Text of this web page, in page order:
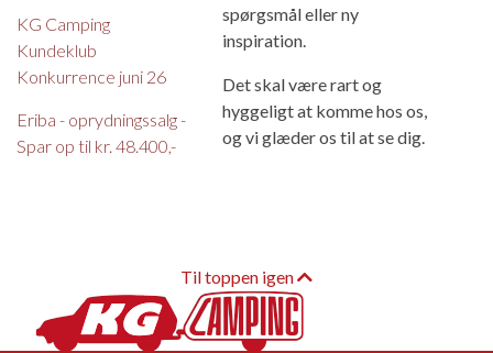
KG Camping
Kundeklub
Konkurrence juni 26
Eriba - oprydningssalg -
Spar op til kr. 48.400,-
spørgsmål eller ny
inspiration.
Det skal være rart og
hyggeligt at komme hos os,
og vi glæder os til at se dig.
Til toppen igen